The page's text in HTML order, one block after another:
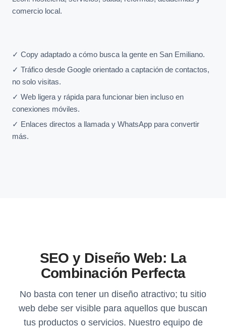
comercio local.
✓ Copy adaptado a cómo busca la gente en San Emiliano.
✓ Tráfico desde Google orientado a captación de contactos,
no solo visitas.
✓ Web ligera y rápida para funcionar bien incluso en
conexiones móviles.
✓ Enlaces directos a llamada y WhatsApp para convertir
más.
SEO y Diseño Web: La
Combinación Perfecta
No basta con tener un diseño atractivo; tu sitio
web debe ser visible para aquellos que buscan
tus productos o servicios. Nuestro equipo de